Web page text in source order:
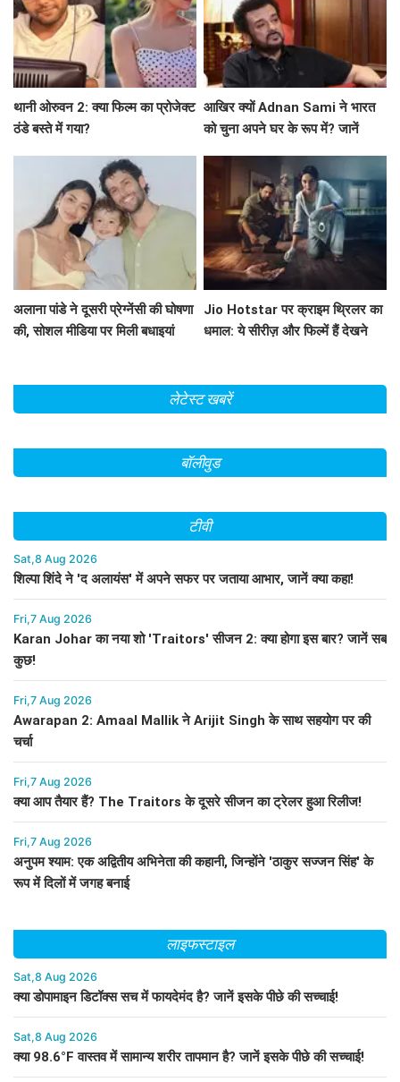
थानी ओरुवन 2: क्या फिल्म का प्रोजेक्ट
ठंडे बस्ते में गया?
आखिर क्यों Adnan Sami ने भारत
को चुना अपने घर के रूप में? जानें
अलाना पांडे ने दूसरी प्रेग्नेंसी की घोषणा
की, सोशल मीडिया पर मिली बधाइयां
Jio Hotstar पर क्राइम थ्रिलर का
धमाल: ये सीरीज़ और फिल्में हैं देखने
लेटेस्ट खबरें
बॉलीवुड
टीवी
Sat,8 Aug 2026
शिल्पा शिंदे ने 'द अलायंस' में अपने सफर पर जताया आभार, जानें क्या कहा!
Fri,7 Aug 2026
Karan Johar का नया शो 'Traitors' सीजन 2: क्या होगा इस बार? जानें सब
कुछ!
Fri,7 Aug 2026
Awarapan 2: Amaal Mallik ने Arijit Singh के साथ सहयोग पर की
चर्चा
Fri,7 Aug 2026
क्या आप तैयार हैं? The Traitors के दूसरे सीजन का ट्रेलर हुआ रिलीज!
Fri,7 Aug 2026
अनुपम श्याम: एक अद्वितीय अभिनेता की कहानी, जिन्होंने 'ठाकुर सज्जन सिंह' के
रूप में दिलों में जगह बनाई
लाइफस्टाइल
Sat,8 Aug 2026
क्या डोपामाइन डिटॉक्स सच में फायदेमंद है? जानें इसके पीछे की सच्चाई!
Sat,8 Aug 2026
क्या 98.6°F वास्तव में सामान्य शरीर तापमान है? जानें इसके पीछे की सच्चाई!